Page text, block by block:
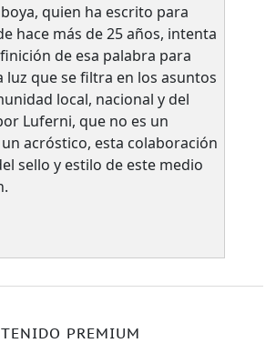
quien ha escrito para
hace más de 25 años, intenta
de esa palabra para
que se filtra en los asuntos
local, nacional y del
Luferni, que no es un
acróstico, esta colaboración
sello y estilo de este medio
PREMIUM